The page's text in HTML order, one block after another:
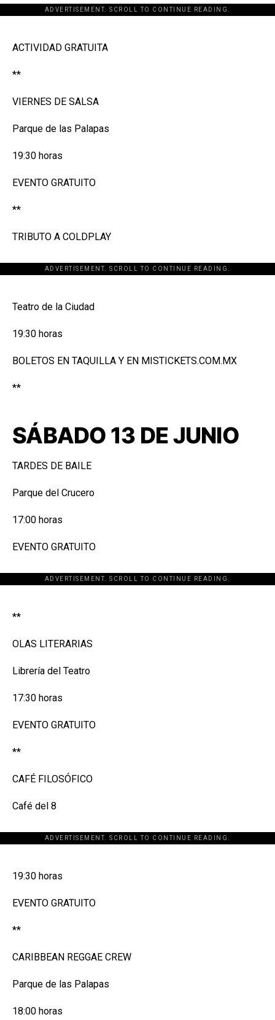
ADVERTISEMENT. SCROLL TO CONTINUE READING.
[adsforwp id="243463"]
ACTIVIDAD GRATUITA
**
VIERNES DE SALSA
Parque de las Palapas
19:30 horas
EVENTO GRATUITO
**
TRIBUTO A COLDPLAY
ADVERTISEMENT. SCROLL TO CONTINUE READING.
[adsforwp id="243463"]
Teatro de la Ciudad
19:30 horas
BOLETOS EN TAQUILLA Y EN MISTICKETS.COM.MX
**
SÁBADO 13 DE JUNIO
TARDES DE BAILE
Parque del Crucero
17:00 horas
EVENTO GRATUITO
ADVERTISEMENT. SCROLL TO CONTINUE READING.
[adsforwp id="243463"]
**
OLAS LITERARIAS
Librería del Teatro
17:30 horas
EVENTO GRATUITO
**
CAFÉ FILOSÓFICO
Café del 8
ADVERTISEMENT. SCROLL TO CONTINUE READING.
[adsforwp id="243463"]
19:30 horas
EVENTO GRATUITO
**
CARIBBEAN REGGAE CREW
Parque de las Palapas
18:00 horas